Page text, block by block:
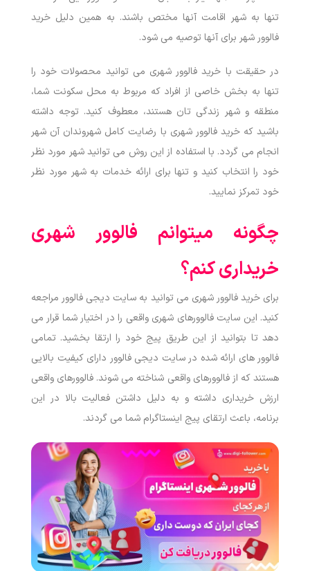
تنها به شهر اقامت آنها مختص باشند. به همین دلیل خرید
فالوور شهر برای آنها توصیه می شود.
در حقیقت با خرید فالوور شهری می توانید محصولات خود را
تنها به بخش خاصی از افراد که مربوط به محل سکونت شما،
منطقه و شهر زندگی تان هستند، معطوف کنید. توجه داشته
باشید که خرید فالوور شهری با رضایت کامل شهروندان آن شهر
انجام می گردد. با استفاده از این روش می توانید شهر مورد نظر
خود را انتخاب کنید و تنها برای ارائه خدمات به شهر مورد نظر
خود تمرکز نمایید.
چگونه میتوانم فالوور شهری
خریداری کنم؟
برای خرید فالوور شهری می توانید به سایت دیجی فالوور مراجعه
کنید. این سایت فالوورهای شهری واقعی را در اختیار شما قرار می
دهد تا بتوانید از این طریق پیج خود را ارتقا بخشید. تمامی
فالوور های ارائه شده در سایت دیجی فالوور دارای کیفیت بالایی
هستند که از فالوورهای واقعی شناخته می‌ شوند. فالوورهای واقعی
ارزش خریداری داشته و به دلیل داشتن فعالیت بالا در این
برنامه، باعث ارتقای پیج اینستاگرام شما می گردند.